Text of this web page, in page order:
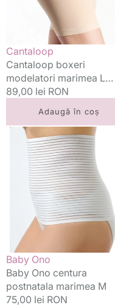
Vânzător:
Cantaloop
Cantaloop boxeri
modelatori marimea L
Crem
Preț
89,00 lei RON
Adaugă în coș
Baby
centura
postnatala
marimea
Vânzător:
Baby Ono
Baby Ono centura
postnatala marimea M
Preț
75,00 lei RON